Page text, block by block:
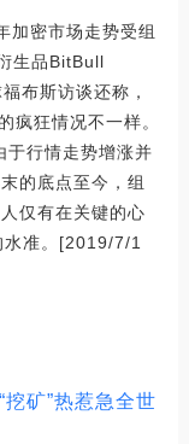
加密市场走势受组
生品BitBull
布斯访谈还称，
疯狂情况不一样。
于行情走势增涨并
的底点至今，组
仅有在关键的心
水准。[2019/7/1
矿”热惹急全世